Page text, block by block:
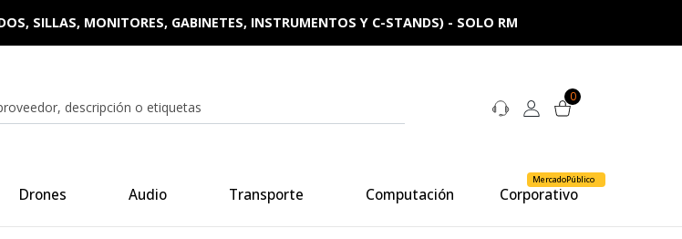
0
Drones Audio Transporte Computación Corporativo
MercadoPúblico
SILLAS, MONITORES, GABINETES, INSTRUMENTOS Y C-STANDS) - SOLO RM